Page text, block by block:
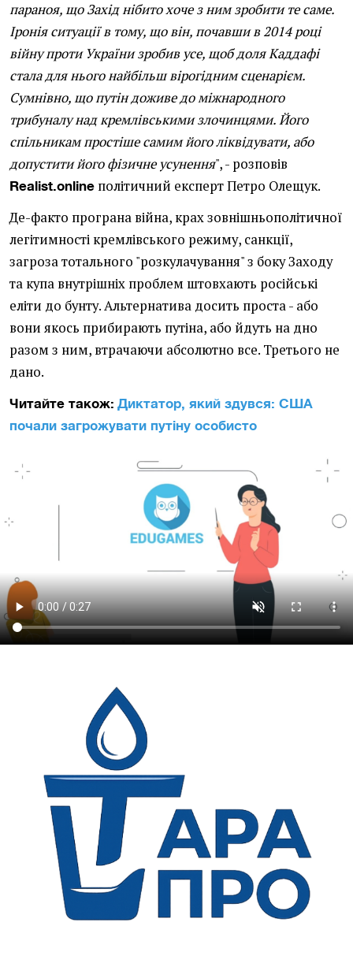
параноя, що Захід нібито хоче з ним зробити те саме.
Іронія ситуації в тому, що він, почавши в 2014 році
війну проти України зробив усе, щоб доля Каддафі
стала для нього найбільш вірогідним сценарієм.
Сумнівно, що путін доживе до міжнародного
трибуналу над кремлівськими злочинцями. Його
спільникам простіше самим його ліквідувати, або
допустити його фізичне усунення", - розповів
Realist.online політичний експерт Петро Олещук.
Де-факто програна війна, крах зовнішньополітичної
легітимності кремлівського режиму, санкції,
загроза тотального "розкулачування" з боку Заходу
та купа внутрішніх проблем штовхають російські
еліти до бунту. Альтернатива досить проста - або
вони якось прибирають путіна, або йдуть на дно
разом з ним, втрачаючи абсолютно все. Третього не
дано.
Читайте також: Диктатор, який здувся: США
почали загрожувати путіну особисто